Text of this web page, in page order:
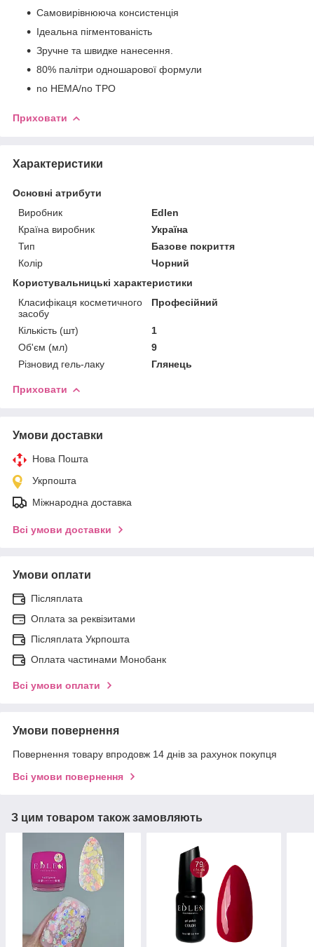
Самовирівнююча консистенція
Ідеальна пігментованість
Зручне та швидке нанесення.
80% палітри одношарової формули
no HEMA/no TPO
Приховати
Характеристики
Основні атрибути
Виробник
Edlen
Країна виробник
Україна
Тип
Базове покриття
Колір
Чорний
Користувальницькі характеристики
Класифікаця косметичного
засобу
Професійний
Кількість (шт)
1
Об'єм (мл)
9
Різновид гель-лаку
Глянець
Приховати
Умови доставки
Нова Пошта
Укрпошта
Міжнародна доставка
Всі умови доставки
Умови оплати
Післяплата
Оплата за реквізитами
Післяплата Укрпошта
Оплата частинами Монобанк
Всі умови оплати
Умови повернення
Повернення товару впродовж 14 днів за рахунок покупця
Всі умови повернення
З цим товаром також замовляють